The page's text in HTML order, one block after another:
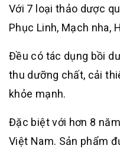
Với 7 loại thảo dược
Phục Linh, Mạch nha,
Đều có tác dụng bồi
thu dưỡng chất, cải
khỏe mạnh.
Đặc biệt với hơn 8
Việt Nam. Sản phẩm